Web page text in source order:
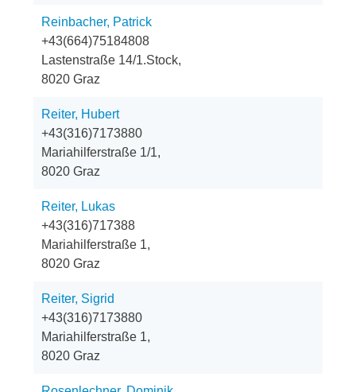
Reinbacher, Patrick
+43(664)75184808
Lastenstraße 14/1.Stock,
8020 Graz
Reiter, Hubert
+43(316)7173880
Mariahilferstraße 1/1,
8020 Graz
Reiter, Lukas
+43(316)717388
Mariahilferstraße 1,
8020 Graz
Reiter, Sigrid
+43(316)7173880
Mariahilferstraße 1,
8020 Graz